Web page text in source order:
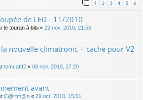
1 2 3 4 5 6
de LED - 11/2010
le touran à bibi « 22 nov. 2010, 21:56
la nouvelle climatronic + cache pour V2
tomcat92 « 08 nov. 2010, 17:20
avant
C@rtm@n « 29 oct. 2010, 15:51